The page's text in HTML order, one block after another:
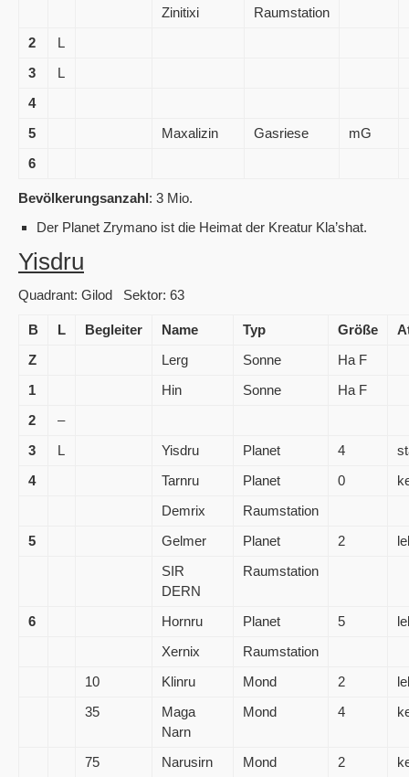
Zinitixi
Raumstation
2
L
3
L
4
5
Maxalizin Gasriese
mG
6
Bevölkerungsanzahl: 3 Mio.
Der Planet Zrymano ist die Heimat der Kreatur Kla’shat.
Yisdru
Quadrant: Gilod Sektor: 63
B L Begleiter Name Typ Größe
Z
Lerg Sonne
Ha F
1
Hin Sonne
Ha F
2
–
3
L Yisdru Planet 4
4
Tarnru Planet 0
Demrix
Raumstation
5
Gelmer Planet 2
SIR
DERN
Raumstation
6 Hornru Planet 5
Xernix
Raumstation
10
Klinru Mond 2
35
Maga
Narn
Mond 4
75 Narusirn Mond 2